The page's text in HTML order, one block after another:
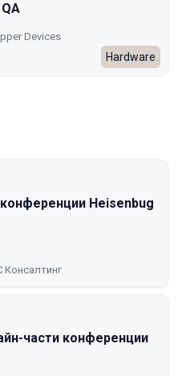
Devices
Hardware
Heisenbug
Консалтинг
части конференции